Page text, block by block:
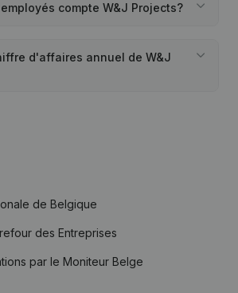
compte W&J Projects?
d'affaires annuel de W&J
de Belgique
des Entreprises
par le Moniteur Belge